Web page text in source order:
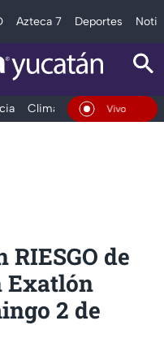
Azteca 7 Deportes
Clima Deportes
En Vivo
RIESGO de
Exatlón
2 de